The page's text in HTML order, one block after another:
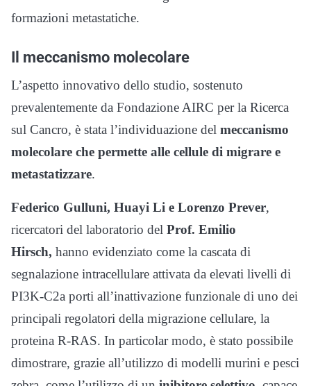
formazioni metastatiche.
Il meccanismo molecolare
L’aspetto innovativo dello studio, sostenuto
prevalentemente da Fondazione AIRC per la Ricerca
sul Cancro, è stata l’individuazione del meccanismo
molecolare che permette alle cellule di migrare e
metastatizzare.
Federico Gulluni, Huayi Li e Lorenzo Prever,
ricercatori del laboratorio del Prof. Emilio
Hirsch, hanno evidenziato come la cascata di
segnalazione intracellulare attivata da elevati livelli di
PI3K-C2a porti all’inattivazione funzionale di uno dei
principali regolatori della migrazione cellulare, la
proteina R-RAS. In particolar modo, è stato possibile
dimostrare, grazie all’utilizzo di modelli murini e pesci